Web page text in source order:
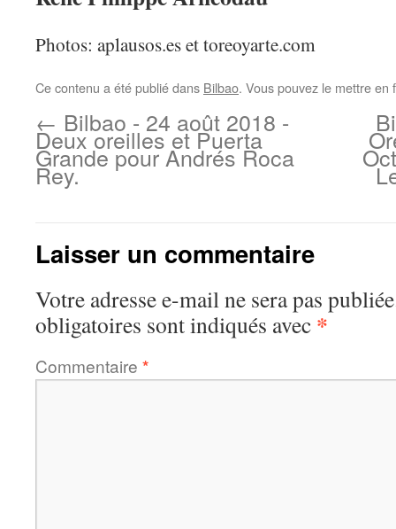
Photos: aplausos.es et toreoyarte.com
Ce contenu a été publié dans Bilbao. Vous pouvez le mettre
← Bilbao - 24 août 2018 -
Deux oreilles et Puerta
Grande pour Andrés Roca
Rey.
Laisser un commentaire
Votre adresse e-mail ne sera pas
obligatoires sont indiqués avec *
Commentaire *